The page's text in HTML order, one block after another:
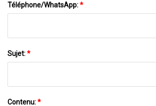
Téléphone/WhatsApp:*
Sujet:*
Contenu:*